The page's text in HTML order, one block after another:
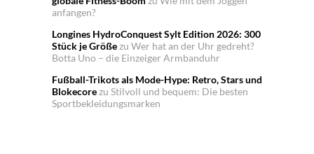
anfangen?
Longines HydroConquest Sylt Edition 2026: 300
Stück je Größezu Wer hat an der Uhr gedreht?
Botta Uno – die Einzeiger Armbanduhr
Fußball-Trikots als Mode-Hype: Retro, Stars und
Blokecorezu Stilvoll und bequem: Die besten
Sportbekleidungsmarken